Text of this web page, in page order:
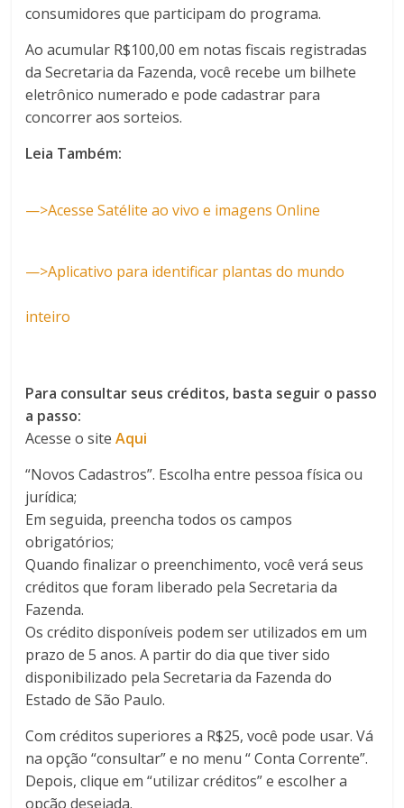
consumidores que participam do programa.
Ao acumular R$100,00 em notas fiscais registradas
da Secretaria da Fazenda, você recebe um bilhete
eletrônico numerado e pode cadastrar para
concorrer aos sorteios.
Leia Também:
—>Acesse Satélite ao vivo e imagens Online
—>Aplicativo para identificar plantas do mundo
inteiro
Para consultar seus créditos, basta seguir o passo
a passo:
Acesse o siteAqui
“Novos Cadastros”. Escolha entre pessoa física ou
jurídica;
Em seguida, preencha todos os campos
obrigatórios;
Quando finalizar o preenchimento, você verá seus
créditos que foram liberado pela Secretaria da
Fazenda.
Os crédito disponíveis podem ser utilizados em um
prazo de 5 anos. A partir do dia que tiver sido
disponibilizado pela Secretaria da Fazenda do
Estado de São Paulo.
Com créditos superiores a R$25, você pode usar. Vá
na opção “consultar” e no menu “ Conta Corrente”.
Depois, clique em “utilizar créditos” e escolher a
opção desejada.